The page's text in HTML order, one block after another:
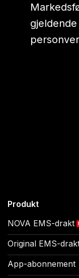
Produkt
NOVA EMS-drakt
Original EMS-
App-abonnement